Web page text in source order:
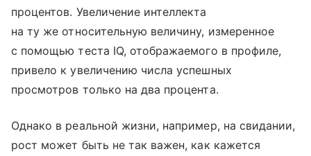
процентов. Увеличение интеллекта
на ту же относительную величину, измеренное
с помощью теста IQ, отображаемого в профиле,
привело к увеличению числа успешных
просмотров только на два процента.
Однако в реальной жизни, например, на свидании,
рост может быть не так важен, как кажется